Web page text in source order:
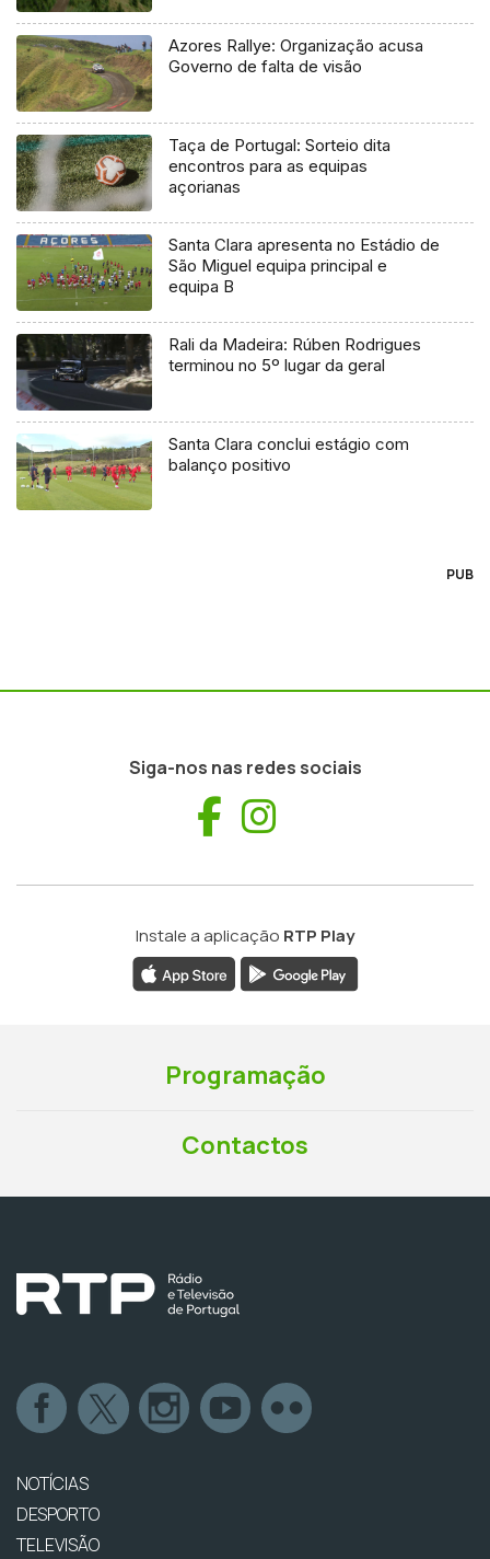
Azores Rallye: Organização acusa
Governo de falta de visão
Taça de Portugal: Sorteio dita
encontros para as equipas
açorianas
Santa Clara apresenta no Estádio de
São Miguel equipa principal e
equipa B
Rali da Madeira: Rúben Rodrigues
terminou no 5º lugar da geral
Santa Clara conclui estágio com
balanço positivo
PUB
Siga-nos nas redes sociais
Facebook
Instale a aplicação RTP Play
Programação
Contactos
NOTÍCIAS
DESPORTO
TELEVISÃO